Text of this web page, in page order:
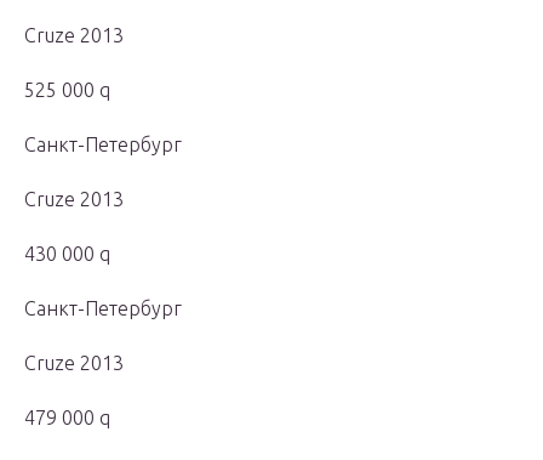
Cruze 2013
525 000 q
Санкт-Петербург
Cruze 2013
430 000 q
Санкт-Петербург
Cruze 2013
479 000 q